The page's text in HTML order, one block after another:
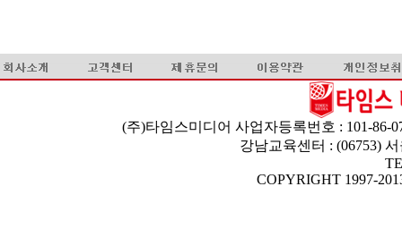
(주)타임스미디어 사업자등록번호 : 101-86-
강남교육센터 : (06753)
COPYRIGHT 1997-